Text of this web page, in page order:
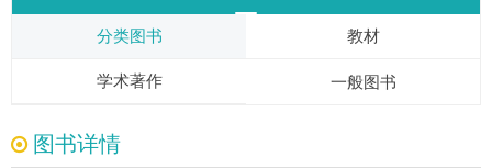
分类图书 教材
学术著作 一般图书
图书详情